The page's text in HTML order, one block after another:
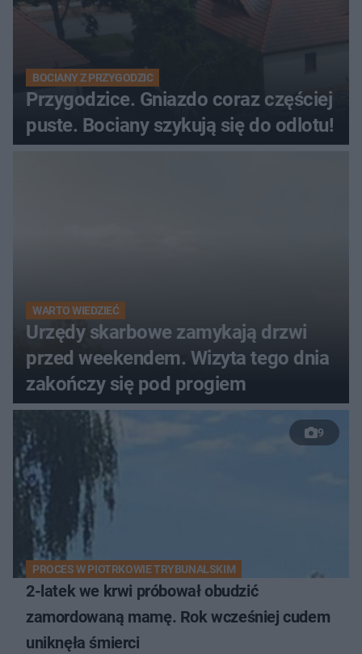
BOCIANY Z PRZYGODZIC
Przygodzice. Gniazdo coraz częściej
puste. Bociany szykują się do odlotu!
WARTO WIEDZIEĆ
Urzędy skarbowe zamykają drzwi
przed weekendem. Wizyta tego dnia
zakończy się pod progiem
9
PROCES W PIOTRKOWIE TRYBUNALSKIM
2-latek we krwi próbował obudzić
zamordowaną mamę. Rok wcześniej cudem
uniknęła śmierci